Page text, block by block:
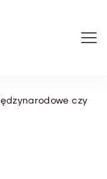
czy